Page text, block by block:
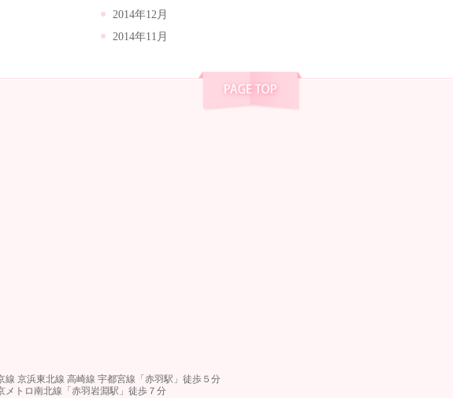
2014年12月
2014年11月
線 京浜東北線 高崎線 宇都宮線「赤羽駅」徒歩５分
メトロ南北線「赤羽岩淵駅」徒歩７分